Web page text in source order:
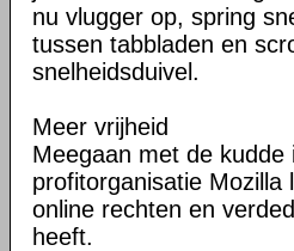
nu vlugger op, spring
tussen tabbladen en
snelheidsduivel.
Meer vrijheid
Meegaan met de
profitorganisatie
online rechten en
heeft.